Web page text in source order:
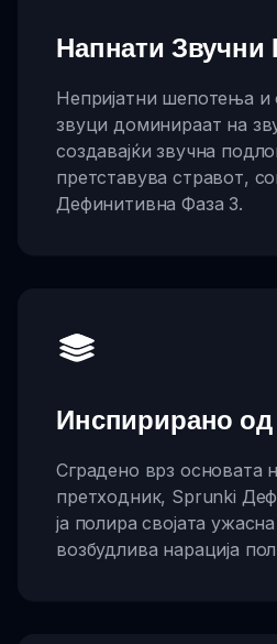
Напнати Звучни
Непријатни шепотења и
звуци доминираат на
создавајќи звучна
претставува стравот,
Дефинитивна Фаза 3.
Инспирирано од
Сградено врз основата
претходник, Sprunki
ја полира својата
возбудлива нарација